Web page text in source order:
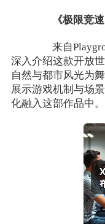
《极限竞速
来自
深入介绍这款开放
自然与都市风光为
展示游戏机制与场
化融入这部作品中。